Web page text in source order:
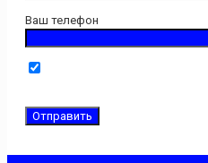
Ваш телефон